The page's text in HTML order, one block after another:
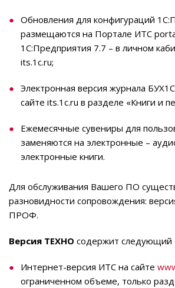
Обновления для конфигураций
размещаются на Портале ИТС
1С:Предприятия 7.7 – в личном
its.1c.ru;
Электронная версия журнала
сайте its.1c.ru в разделе «Книги и
Ежемесячные сувениры для
заменяются на электронные –
электронные книги.
Для обслуживания Вашего ПО
разновидности сопровождения:
ПРОФ.
Версия ТЕХНО содержит следующий
Интернет-версия ИТС на сайте
ограниченном объеме, только